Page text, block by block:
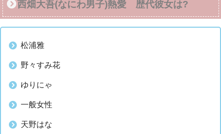
西畑大吾(なにわ男子)熱愛 歴代彼女は?
松浦雅
野々すみ花
ゆりにゃ
一般女性
天野はな